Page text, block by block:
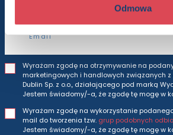
Odmowa
Adres e-
Wyrażam zgodę na otrzymywanie na
marketingowych i handlowych związanych
Dublin Sp. z o.o., działającego pod marką
Jestem świadomy/-a, że zgodę tę mogę w
Wyrażam zgodę na wykorzystanie
mail do tworzenia tzw. grup podobnych
Jestem świadomy/-a, że zgodę tę mogę w